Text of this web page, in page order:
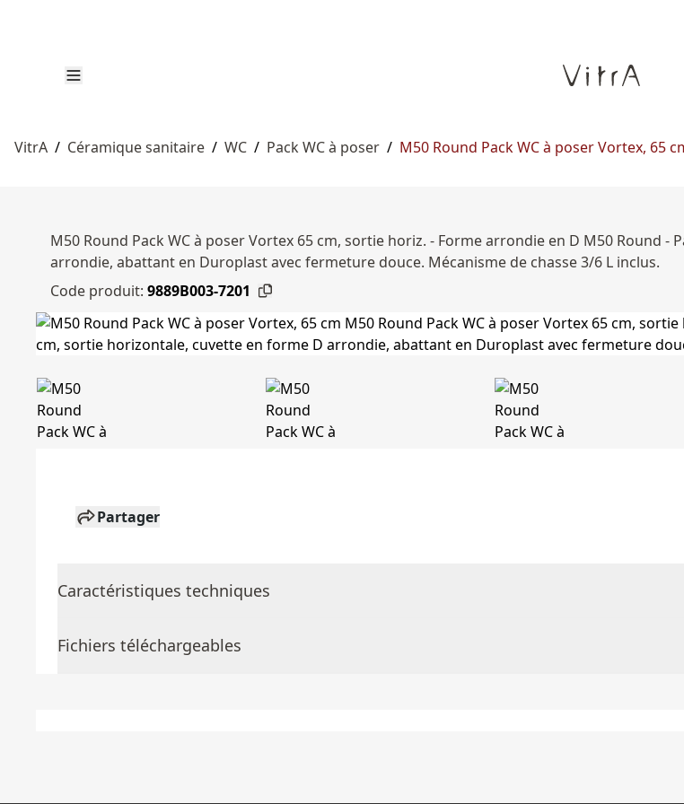
VitrA / Céramique sanitaire / WC / Pack WC à poser / M50 Round Pack WC à poser Vortex, 65
M50 Round Pack WC à poser Vortex 65 cm, sortie horiz. - Forme arrondie en D M50 Round
arrondie, abattant en Duroplast avec fermeture douce. Mécanisme de chasse 3/6 L inclus.
Code produit: 9889B003-7201
Partager
Caractéristiques techniques
Fichiers téléchargeables